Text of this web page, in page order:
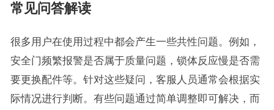
常见问答解读
很多用户在使用过程中都会产生一些共性问题。例如，
安全门频繁报警是否属于质量问题，锁体反应慢是否需
要更换配件等。针对这些疑问，客服人员通常会根据实
际情况进行判断。有些问题通过简单调整即可解决，而